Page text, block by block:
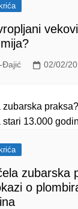
Đajić 02/02/
zubarska
o